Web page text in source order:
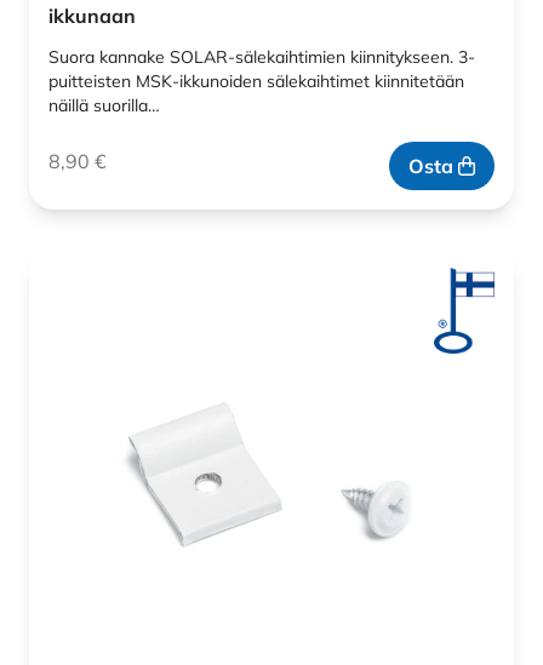
ikkunaan
Suora kannake SOLAR-sälekaihtimien kiinnitykseen. 3-
puitteisten MSK-ikkunoiden sälekaihtimet kiinnitetään
näillä suorilla…
8,90 € Osta